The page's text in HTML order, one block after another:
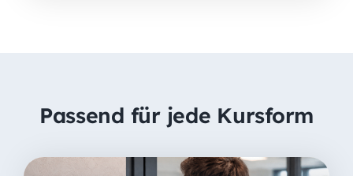
Passend für jede Kursform